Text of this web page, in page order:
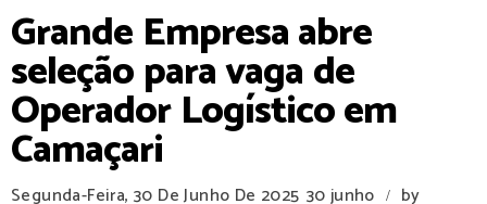
Grande Empresa abre
seleção para vaga de
Operador Logístico em
Camaçari
Segunda-Feira, 30 De Junho De 2025 30 junho /
by